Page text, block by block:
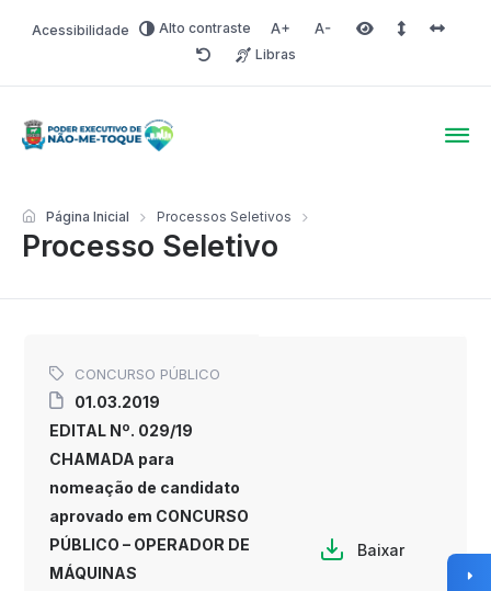
Acessibilidade Alto contraste Aumentar fonte
Diminuir fonteÁrea selecionada
Espaço
RedefinirLibras
Processo Seletivo
Página Inicial Processos Seletivos
CONCURSO PÚBLICO
01.03.2019
EDITAL Nº. 029/19
CHAMADA para
nomeação de candidato
aprovado em CONCURSO
PÚBLICO – OPERADOR DE
MÁQUINAS
Baixar